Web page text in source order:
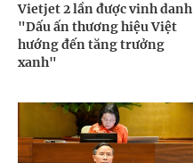
Vietjet 2 lần được vinh danh
"Dấu ấn thương hiệu Việt
hướng đến tăng trưởng
xanh"